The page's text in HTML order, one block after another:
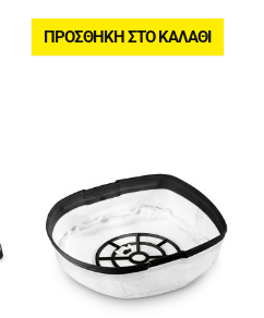
ΠΡΟΣΘΉΚΗ ΣΤΟ ΚΑΛΆΘΙ